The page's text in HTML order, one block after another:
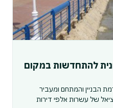
להתחדשות במקום
הבניין והמתחם ומעביר
של עשרות אלפי דירות